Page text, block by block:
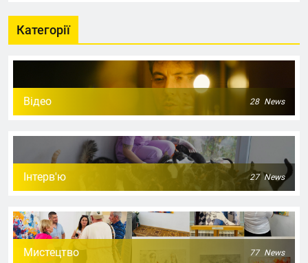
Категорії
Відео 28 News
Інтерв'ю 27 News
Мистецтво 77 News